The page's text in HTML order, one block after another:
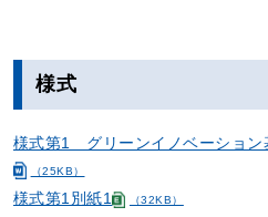
様式
様式第1 グリーンイノベーション
（25KB）
様式第1別紙1 （32KB）